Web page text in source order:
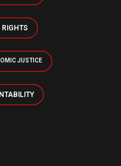
RIGHTS
JUSTICE